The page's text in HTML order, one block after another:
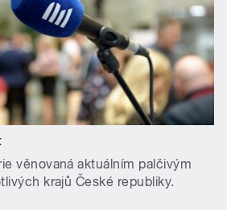
věnovaná aktuálním palčivým
krajů České republiky.